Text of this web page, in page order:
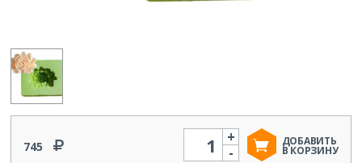
745
Количество
-
+ ДОБАВИТЬ
В КОРЗИНУ